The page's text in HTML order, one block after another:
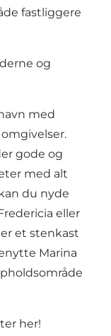
fastliggere
og
med
gode og
med alt
du nyde
eller
et stenkast
Marina
her!